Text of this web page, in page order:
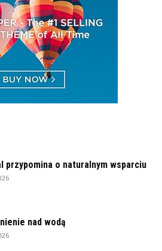
przypomina o naturalnym wsparciu
nad wodą